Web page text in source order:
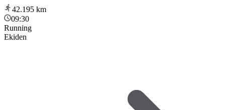
42.195 km
09:30
Running
Ekiden